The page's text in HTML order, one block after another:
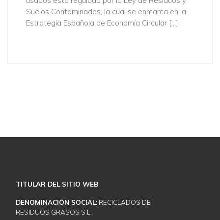
Suelos Contaminados, la cual se enmarca en la
Estrategia Española de Economía Circular […]
TITULAR DEL SITIO WEB
DENOMINACIÓN SOCIAL:RECICLADOS DE
RESIDUOS GRASOS S.L.